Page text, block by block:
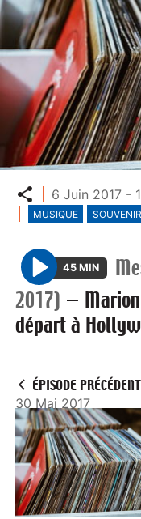
Partager
6 Juin 2017 -
MUSIQUE
P
l
a
45 MIN
2017) —
départ à
ÉPISODE PRÉCÉDENT
30 Mai 2017